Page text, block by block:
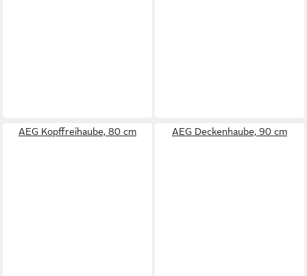
AEG Kopffreihaube, 80 cm AEG Deckenhaube, 90 cm